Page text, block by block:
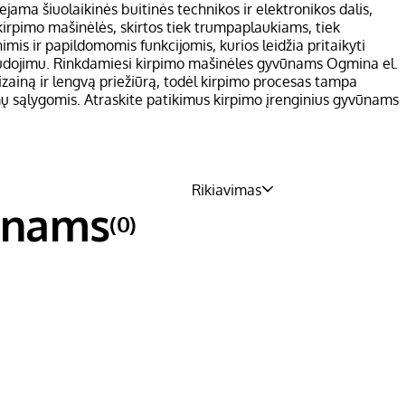
šiuolaikinės buitinės technikos ir elektronikos dalis,
mašinėlės, skirtos tiek trumpaplaukiams, tiek
ir papildomomis funkcijomis, kurios leidžia pritaikyti
Rinkdamiesi kirpimo mašinėles gyvūnams Ogmina el.
ir lengvą priežiūrą, todėl kirpimo procesas tampa
Atraskite patikimus kirpimo įrenginius gyvūnams
(0)
Rikiavimas